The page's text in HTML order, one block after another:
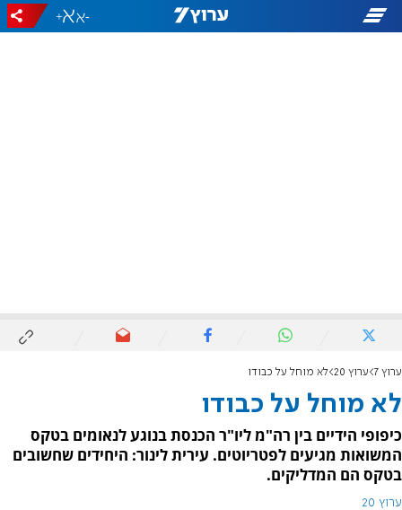
-
+
ערוץ 7 ערוץ 20 לא מוחל על כבודו
לא מוחל על כבודו
כיפופי הידיים בין רה"מ ליו"ר הכנסת בנוגע לנאומים בטקס
המשואות מגיעים לפטריוטים. עירית לינור: היחידים שחשובים
בטקס הם המדליקים.
ערוץ 20